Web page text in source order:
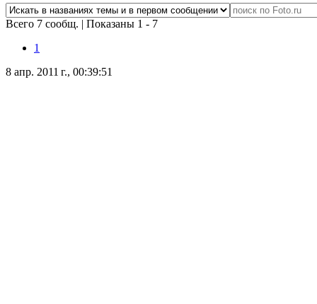
Всего 7 сообщ. | Показаны 1 - 7
1
8 апр. 2011 г., 00:39:51